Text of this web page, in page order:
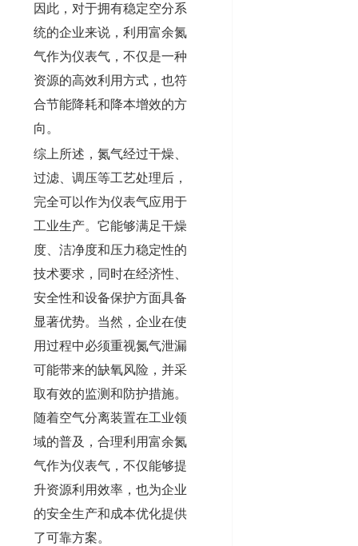
因此，对于拥有稳定空分系
统的企业来说，利用富余氮
气作为仪表气，不仅是一种
资源的高效利用方式，也符
合节能降耗和降本增效的方
向。
综上所述，氮气经过干燥、
过滤、调压等工艺处理后，
完全可以作为仪表气应用于
工业生产。它能够满足干燥
度、洁净度和压力稳定性的
技术要求，同时在经济性、
安全性和设备保护方面具备
显著优势。当然，企业在使
用过程中必须重视氮气泄漏
可能带来的缺氧风险，并采
取有效的监测和防护措施。
随着空气分离装置在工业领
域的普及，合理利用富余氮
气作为仪表气，不仅能够提
升资源利用效率，也为企业
的安全生产和成本优化提供
了可靠方案。